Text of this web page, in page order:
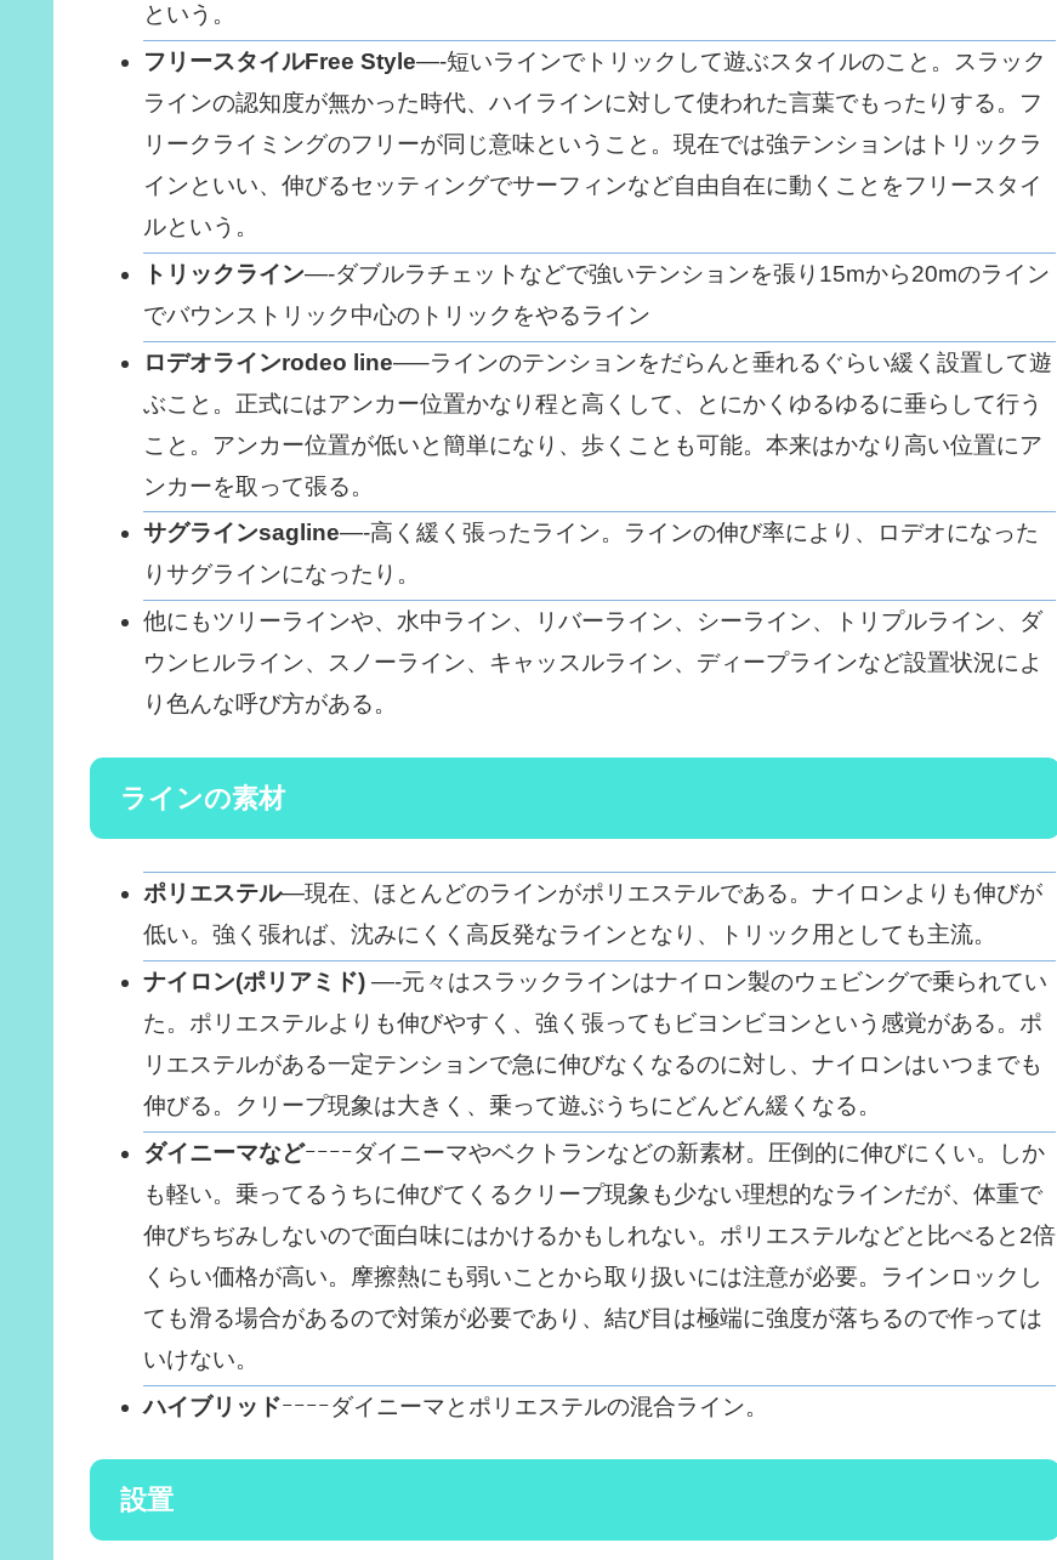
という。
フリースタイルFree Style—-短いラインでトリックして遊ぶスタイルのこと。スラック
ラインの認知度が無かった時代、ハイラインに対して使われた言葉でもったりする。フ
リークライミングのフリーが同じ意味ということ。現在では強テンションはトリックラ
インといい、伸びるセッティングでサーフィンなど自由自在に動くことをフリースタイ
ルという。
トリックライン—-ダブルラチェットなどで強いテンションを張り15mから20mのライン
でバウンストリック中心のトリックをやるライン
ロデオラインrodeo line—–ラインのテンションをだらんと垂れるぐらい緩く設置して遊
ぶこと。正式にはアンカー位置かなり程と高くして、とにかくゆるゆるに垂らして行う
こと。アンカー位置が低いと簡単になり、歩くことも可能。本来はかなり高い位置にア
ンカーを取って張る。
サグラインsagline—-高く緩く張ったライン。ラインの伸び率により、ロデオになった
りサグラインになったり。
他にもツリーラインや、水中ライン、リバーライン、シーライン、トリプルライン、ダ
ウンヒルライン、スノーライン、キャッスルライン、ディープラインなど設置状況によ
り色んな呼び方がある。
ラインの素材
ポリエステル—現在、ほとんどのラインがポリエステルである。ナイロンよりも伸びが
低い。強く張れば、沈みにくく高反発なラインとなり、トリック用としても主流。
ナイロン(ポリアミド)—-元々はスラックラインはナイロン製のウェビングで乗られてい
た。ポリエステルよりも伸びやすく、強く張ってもビヨンビヨンという感覚がある。ポ
リエステルがある一定テンションで急に伸びなくなるのに対し、ナイロンはいつまでも
伸びる。クリープ現象は大きく、乗って遊ぶうちにどんどん緩くなる。
ダイニーマなどｰｰｰｰダイニーマやベクトランなどの新素材。圧倒的に伸びにくい。しか
も軽い。乗ってるうちに伸びてくるクリープ現象も少ない理想的なラインだが、体重で
伸びちぢみしないので面白味にはかけるかもしれない。ポリエステルなどと比べると2倍
くらい価格が高い。摩擦熱にも弱いことから取り扱いには注意が必要。ラインロックし
ても滑る場合があるので対策が必要であり、結び目は極端に強度が落ちるので作っては
いけない。
ハイブリッドｰｰｰｰダイニーマとポリエステルの混合ライン。
設置